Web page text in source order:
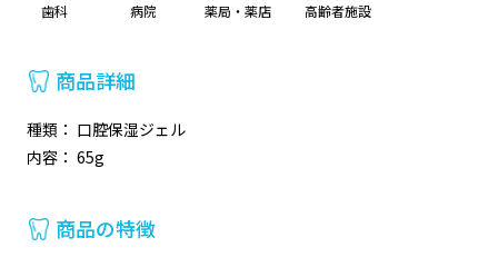
歯科 病院 薬局・薬店 高齢者施設
商品詳細
種類： 口腔保湿ジェル
内容： 65g
商品の特徴